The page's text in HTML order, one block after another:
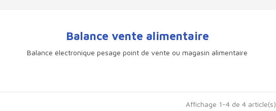
Balance vente alimentaire
Balance électronique pesage point de vente ou magasin alimentaire
Affichage 1-4 de 4 article(s)